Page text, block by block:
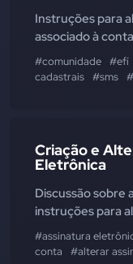
Instruções para
associado à
#comunidade #efí
cadastrais #sms
Criação e
Eletrônica
Discussão sobre
instruções para
#assinatura
conta
#alterar